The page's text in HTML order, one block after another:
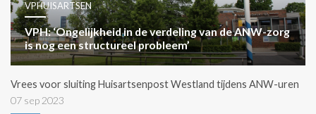
VPHUISARTSEN
VPH: ‘Ongelijkheid in de verdeling van de ANW-zorg
is nog een structureel probleem’
Vrees voor sluiting Huisartsenpost Westland tijdens ANW-uren
07 sep 2023